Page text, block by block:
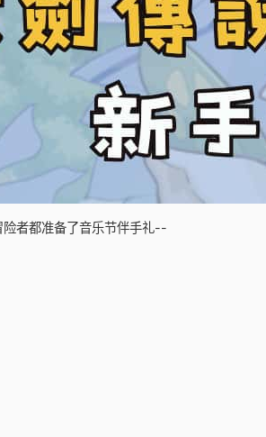
险者都准备了音乐节伴手礼--